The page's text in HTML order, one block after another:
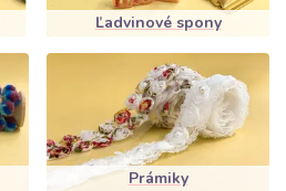
Ľadvinové spony
Prámiky